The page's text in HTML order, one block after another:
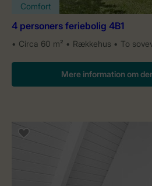
Comfort
4 personers feriebolig 4B1
Circa 60 m² Rækkehus To
Mere information om